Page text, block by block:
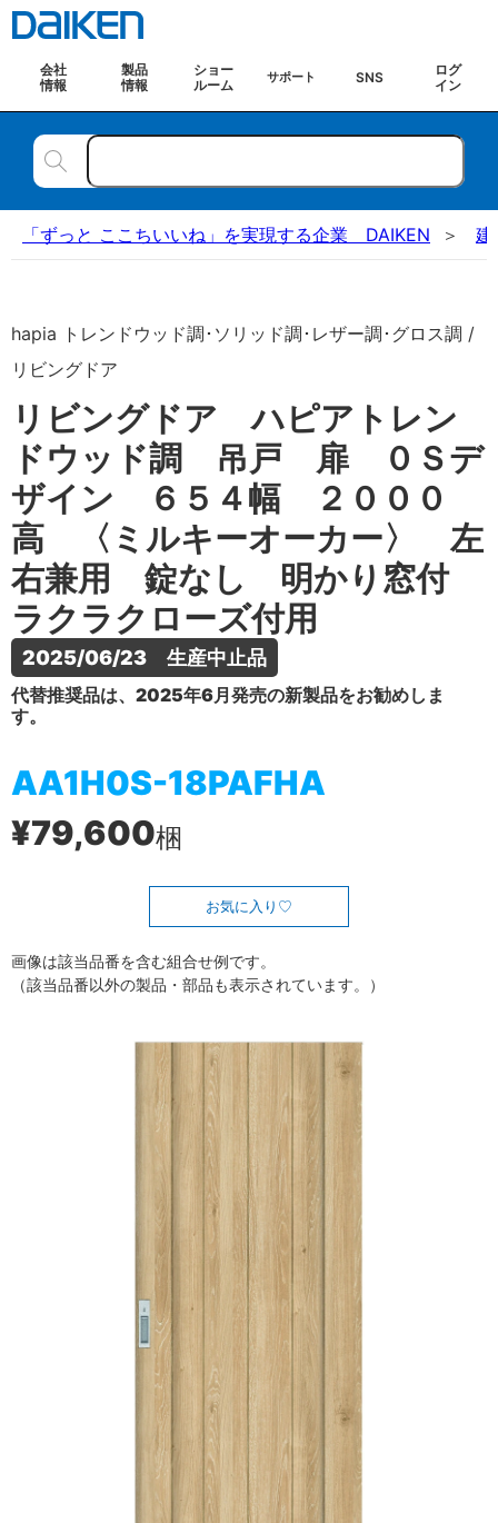
会社
情報
製品
情報
ショー
ルーム
サポート SNS
ログ
イン
「ずっと ここちいいね」を実現する企業 DAIKEN 建
hapia トレンドウッド調･ソリッド調･レザー調･グロス調 /
リビングドア
リビングドア ハピアトレン
ドウッド調 吊戸 扉 ０Ｓデ
ザイン ６５４幅 ２０００
高 〈ミルキーオーカー〉 左
右兼用 錠なし 明かり窓付
ラクラクローズ付用
2025/06/23　生産中止品
代替推奨品は、2025年6月発売の新製品をお勧めしま
す。
AA1H0S-18PAFHA
¥79,600梱
お気に入り
画像は該当品番を含む組合せ例です。
（該当品番以外の製品・部品も表示されています。）